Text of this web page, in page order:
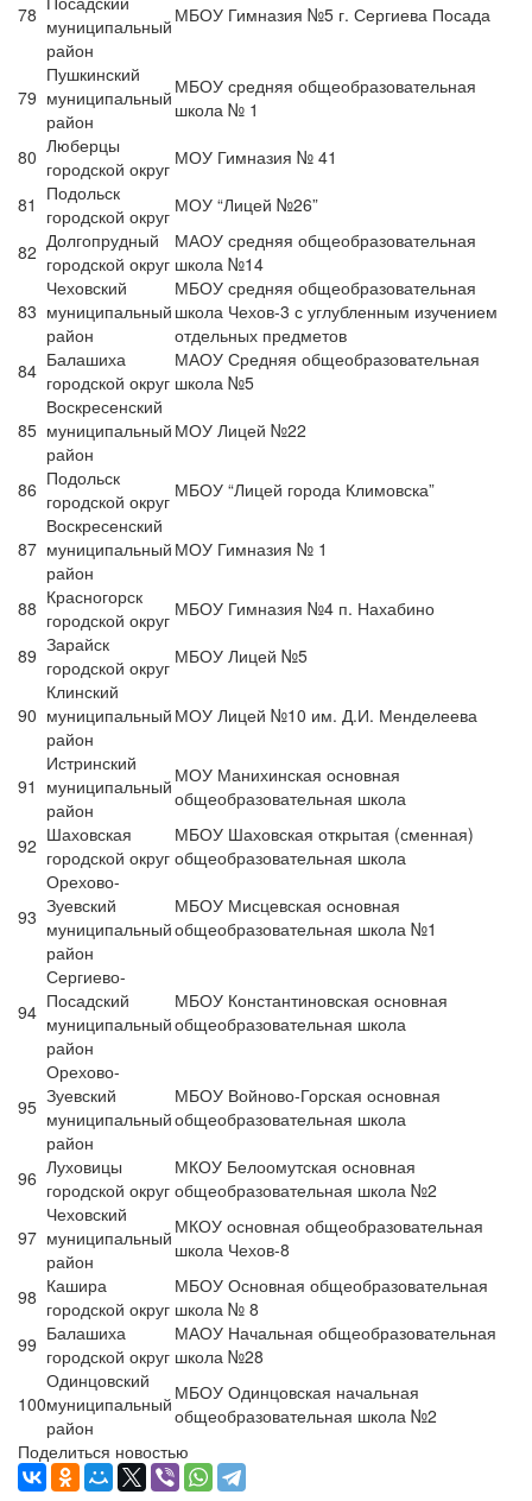
78 муниципальный
район
МБОУ Гимназия №5 г. Сергиева Посада
79
Пушкинский
муниципальный
район
МБОУ средняя общеобразовательная
школа № 1
80 Люберцы
городской округ МОУ Гимназия № 41
81 Подольск
городской округ МОУ “Лицей №26”
82 Долгопрудный
городской округ
МАОУ средняя общеобразовательная
школа №14
83
Чеховский
муниципальный
район
МБОУ средняя общеобразовательная
школа Чехов-3 с углубленным изучением
отдельных предметов
84 Балашиха
городской округ
МАОУ Средняя общеобразовательная
школа №5
85
Воскресенский
муниципальный
район
МОУ Лицей №22
86 Подольск
городской округ МБОУ “Лицей города Климовска”
87
Воскресенский
муниципальный
район
МОУ Гимназия № 1
88 Красногорск
городской округ МБОУ Гимназия №4 п. Нахабино
89 Зарайск
городской округ МБОУ Лицей №5
90
Клинский
муниципальный
район
МОУ Лицей №10 им. Д.И. Менделеева
91
Истринский
муниципальный
район
МОУ Манихинская основная
общеобразовательная школа
92 Шаховская
городской округ
МБОУ Шаховская открытая (сменная)
общеобразовательная школа
93
Орехово-
Зуевский
муниципальный
район
МБОУ Мисцевская основная
общеобразовательная школа №1
94
Сергиево-
Посадский
муниципальный
район
МБОУ Константиновская основная
общеобразовательная школа
95
Орехово-
Зуевский
муниципальный
район
МБОУ Войново-Горская основная
общеобразовательная школа
96 Луховицы
городской округ
МКОУ Белоомутская основная
общеобразовательная школа №2
97
Чеховский
муниципальный
район
МКОУ основная общеобразовательная
школа Чехов-8
98 Кашира
городской округ
МБОУ Основная общеобразовательная
школа № 8
99 Балашиха
городской округ
МАОУ Начальная общеобразовательная
школа №28
100
Одинцовский
муниципальный
район
МБОУ Одинцовская начальная
общеобразовательная школа №2
Поделиться новостью